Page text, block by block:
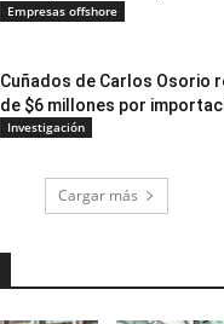
Empresas offshore
Cuñados de Carlos Osorio
de $6 millones por
Investigación
Cargar más